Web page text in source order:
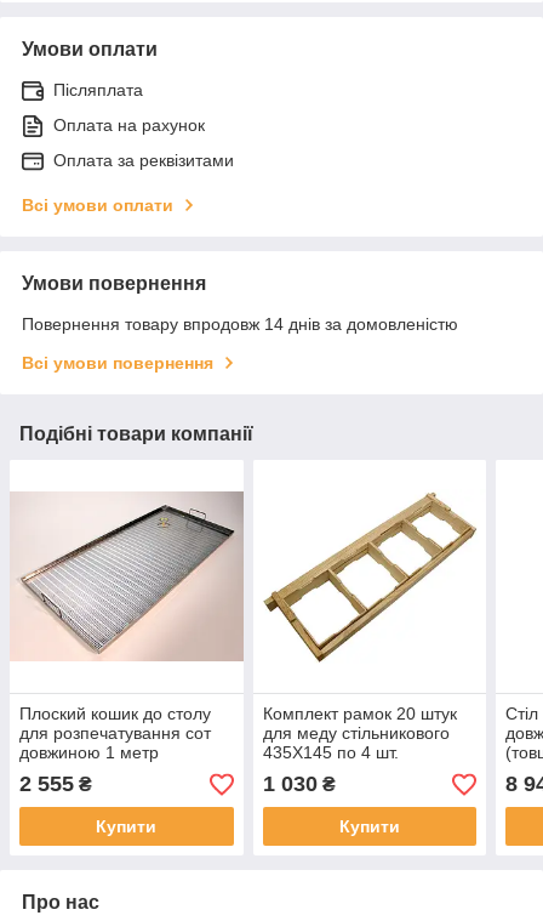
Умови оплати
Післяплата
Оплата на рахунок
Оплата за реквізитами
Всі умови оплати
Умови повернення
Повернення товару впродовж 14 днів за домовленістю
Всі умови повернення
Подібні товари компанії
Плоский кошик до столу
для розпечатування сот
довжиною 1 метр
2 555 ₴
Купити
Комплект рамок 20 штук
для меду стільникового
435Х145 по 4 шт.
(Безкоштовна доставка)
1 030₴
Купити
8
Про нас